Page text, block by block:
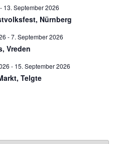
- 13. September 2026
Nürnberg
-7. September 2026
Vreden
- 15. September 2026
Telgte